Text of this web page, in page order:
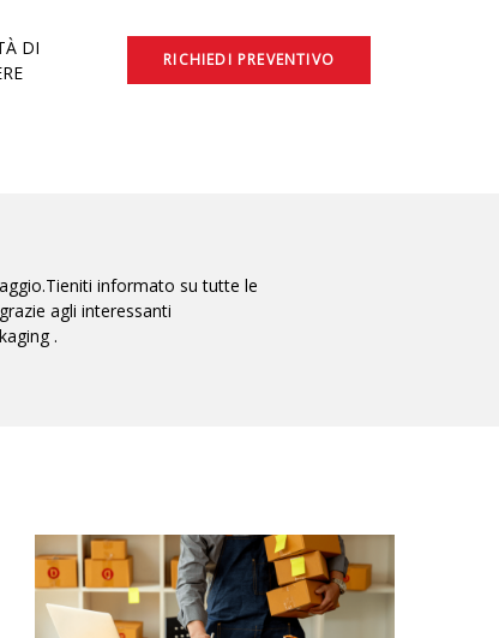
DI
RICHIEDI PREVENTIVO
informato su tutte le
agli interessanti
.